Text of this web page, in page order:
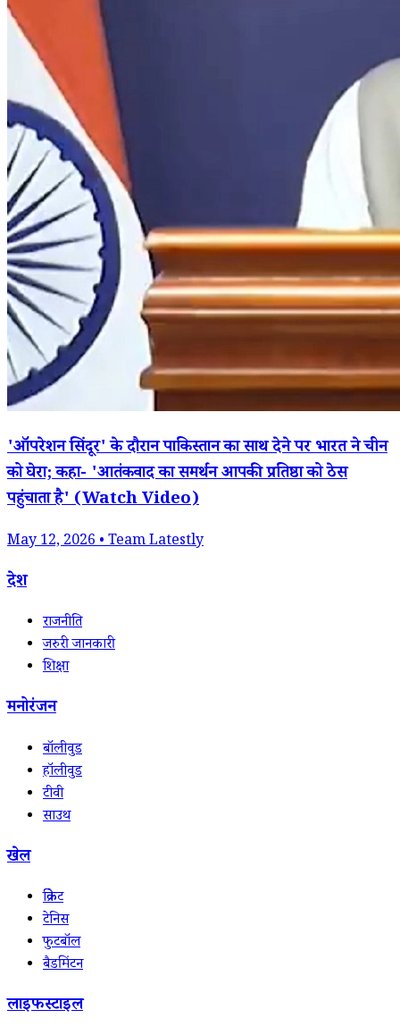
'ऑपरेशन सिंदूर' के दौरान पाकिस्तान का साथ देने पर भारत ने चीन
को घेरा; कहा- 'आतंकवाद का समर्थन आपकी प्रतिष्ठा को ठेस
पहुंचाता है' (Watch Video)
May 12, 2026 • Team Latestly
देश
राजनीति
जरुरी जानकारी
शिक्षा
मनोरंजन
बॉलीवुड
हॉलीवुड
टीवी
साउथ
खेल
क्रिकेट
टेनिस
फुटबॉल
बैडमिंटन
लाइफस्टाइल